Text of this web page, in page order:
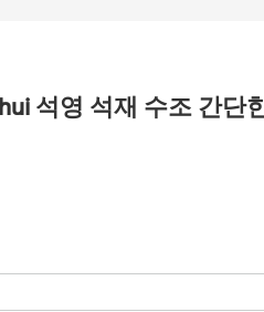
석영 석재 수조 간단